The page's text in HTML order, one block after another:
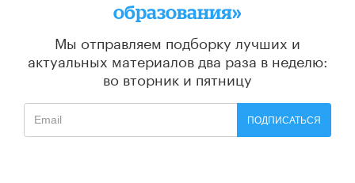
образования»
Мы отправляем подборку лучших и
актуальных материалов два раза в неделю:
во вторник и пятницу
ПОДПИСАТЬСЯ